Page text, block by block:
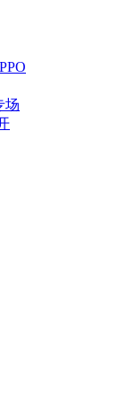
场